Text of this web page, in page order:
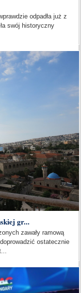
odpadła już z
swój historyczny
gr...
zawały ramową
ostatecznie